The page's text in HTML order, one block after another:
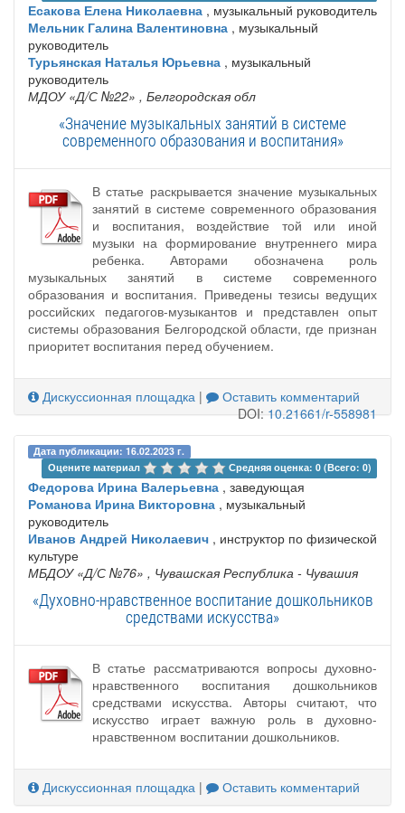
Есакова Елена Николаевна , музыкальный руководитель
Мельник Галина Валентиновна , музыкальный
руководитель
Турьянская Наталья Юрьевна , музыкальный
руководитель
МДОУ «Д/С №22» , Белгородская обл
«Значение музыкальных занятий в системе
современного образования и воспитания»
В статье раскрывается значение музыкальных
занятий в системе современного образования
и воспитания, воздействие той или иной
музыки на формирование внутреннего мира
ребенка. Авторами обозначена роль
музыкальных занятий в системе современного
образования и воспитания. Приведены тезисы ведущих
российских педагогов-музыкантов и представлен опыт
системы образования Белгородской области, где признан
приоритет воспитания перед обучением.
Дискуссионная площадка |
Оставить комментарий
DOI:10.21661/r-558981
Дата публикации: 16.02.2023 г.
Оцените материал
Средняя оценка: 0 (Всего: 0)
Федорова Ирина Валерьевна , заведующая
Романова Ирина Викторовна , музыкальный
руководитель
Иванов Андрей Николаевич , инструктор по физической
культуре
МБДОУ «Д/С №76» , Чувашская Республика - Чувашия
«Духовно-нравственное воспитание дошкольников
средствами искусства»
В статье рассматриваются вопросы духовно-
нравственного воспитания дошкольников
средствами искусства. Авторы считают, что
искусство играет важную роль в духовно-
нравственном воспитании дошкольников.
Дискуссионная площадка | Оставить комментарий